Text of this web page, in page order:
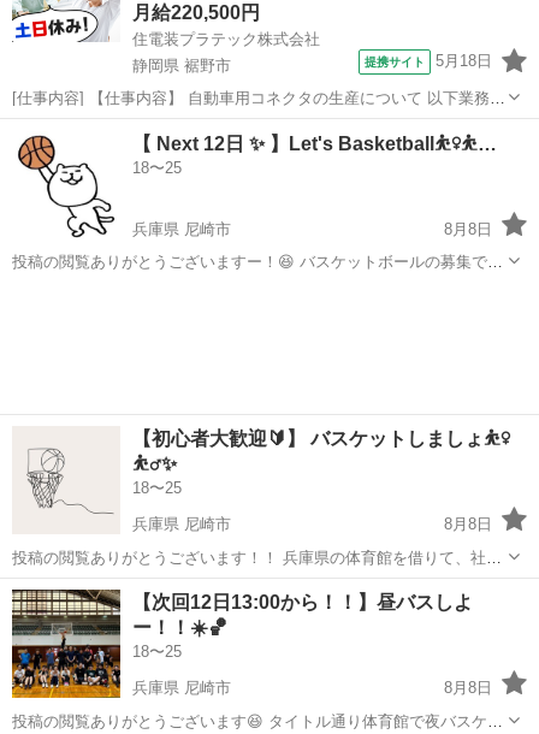
月給220,500円
住電装プラテック株式会社
静岡県 裾野市
提携サイト 5月18日
[仕事内容] 【仕事内容】 自動車用コネクタの生産について 以下業務を
ご担当いただきます。（雇入れ直後） ○製品の寸法測定、機能検査、
外観検査業務 ○その他付随作業 （業務内容の変更の範囲） 会社が定め
る範囲の業務 （...
静岡
【 Next 12日 ✨️ 】Let's Basketball⛹️‍♀️⛹️‍…
18〜25
兵庫県 尼崎市
8月8日
投稿の閲覧ありがとうございますー！😆 バスケットボールの募集です
【初心者大歓迎🔰】 バスケットしましょ⛹️‍♀️
⛹️‍♂️✨
18〜25
兵庫県 尼崎市
8月8日
投稿の閲覧ありがとうございます！！ 兵庫県の体育館を借りて、社会
人の男女でバスケットボールをしています🌟 (学生さんはお断りさせて
頂いております🙇‍♂️) ガチバスケというよりは未経験者・経験者関係な
く楽しめる雰囲気作り...
兵庫 尼崎市 バスケットボール
【次回12日13:00から！！】昼バスしよ
ー！！☀️🏀
18〜25
兵庫県 尼崎市
8月8日
投稿の閲覧ありがとうございます😆 タイトル通り体育館で夜バスケや